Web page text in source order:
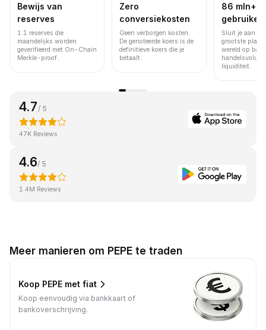
Bewijs van
reserves
1:1 reserves die
maandelijks worden
geverifieerd met On-Chain
Merkle-proof.
Zero
conversiekosten
Geen verborgen kosten.
De genoteerde koers is de
definitieve koers die je
betaalt.
86 mln+
Sluit je aan bij
grootste
wereld op
liquiditeit.
4.7 / 5
47K Reviews
4.6/ 5
1.4M Reviews
Meer manieren om PEPE te traden
Koop PEPE met fiat
Koop eenvoudig via bankkaart of
bankoverschrijving.